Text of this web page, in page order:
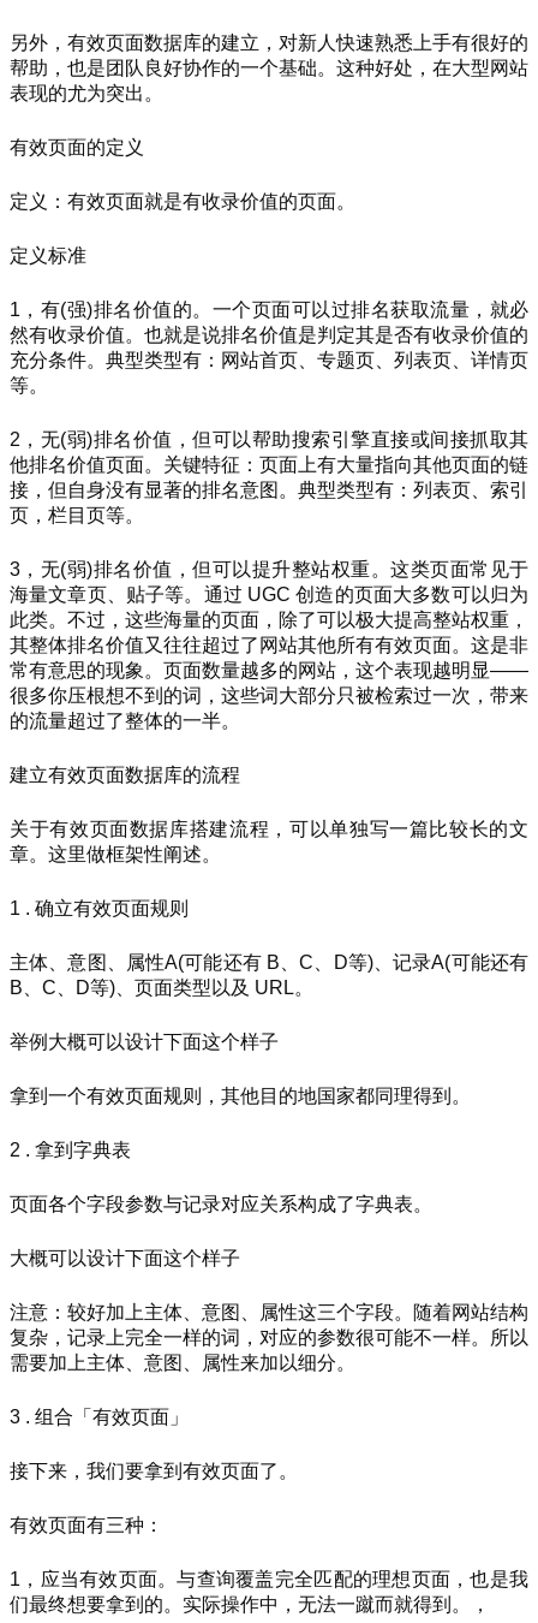
另外，有效页面数据库的建立，对新人快速熟悉上手有很好的
帮助，也是团队良好协作的一个基础。这种好处，在大型网站
表现的尤为突出。
有效页面的定义
定义：有效页面就是有收录价值的页面。
定义标准
1，有(强)排名价值的。一个页面可以过排名获取流量，就必
然有收录价值。也就是说排名价值是判定其是否有收录价值的
充分条件。典型类型有：网站首页、专题页、列表页、详情页
等。
2，无(弱)排名价值，但可以帮助搜索引擎直接或间接抓取其
他排名价值页面。关键特征：页面上有大量指向其他页面的链
接，但自身没有显著的排名意图。典型类型有：列表页、索引
页，栏目页等。
3，无(弱)排名价值，但可以提升整站权重。这类页面常见于
海量文章页、贴子等。通过 UGC 创造的页面大多数可以归为
此类。不过，这些海量的页面，除了可以极大提高整站权重，
其整体排名价值又往往超过了网站其他所有有效页面。这是非
常有意思的现象。页面数量越多的网站，这个表现越明显——
很多你压根想不到的词，这些词大部分只被检索过一次，带来
的流量超过了整体的一半。
建立有效页面数据库的流程
关于有效页面数据库搭建流程，可以单独写一篇比较长的文
章。这里做框架性阐述。
1 . 确立有效页面规则
主体、意图、属性A(可能还有 B、C、D等)、记录A(可能还有
B、C、D等)、页面类型以及 URL。
举例大概可以设计下面这个样子
拿到一个有效页面规则，其他目的地国家都同理得到。
2 . 拿到字典表
页面各个字段参数与记录对应关系构成了字典表。
大概可以设计下面这个样子
注意：较好加上主体、意图、属性这三个字段。随着网站结构
复杂，记录上完全一样的词，对应的参数很可能不一样。所以
需要加上主体、意图、属性来加以细分。
3 . 组合「有效页面」
接下来，我们要拿到有效页面了。
有效页面有三种：
1，应当有效页面。与查询覆盖完全匹配的理想页面，也是我
们最终想要拿到的。实际操作中，无法一蹴而就得到。，